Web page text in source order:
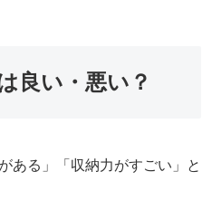
良い・悪い？
ある」「収納力がすごい」と